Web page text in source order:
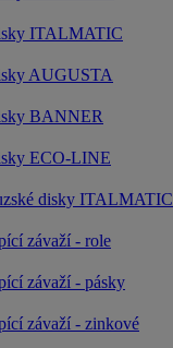
ITALMATIC
AUGUSTA
BANNER
ECO-LINE
disky ITALMATIC
závaží - role
závaží - pásky
závaží - zinkové